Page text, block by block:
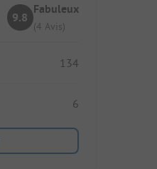
9.8
Fabuleux
(4 Avis)
134
6